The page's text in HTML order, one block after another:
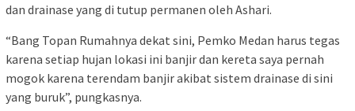
dan drainase yang di tutup permanen oleh Ashari.
“Bang Topan Rumahnya dekat sini, Pemko Medan harus tegas
karena setiap hujan lokasi ini banjir dan kereta saya pernah
mogok karena terendam banjir akibat sistem drainase di sini
yang buruk”, pungkasnya.